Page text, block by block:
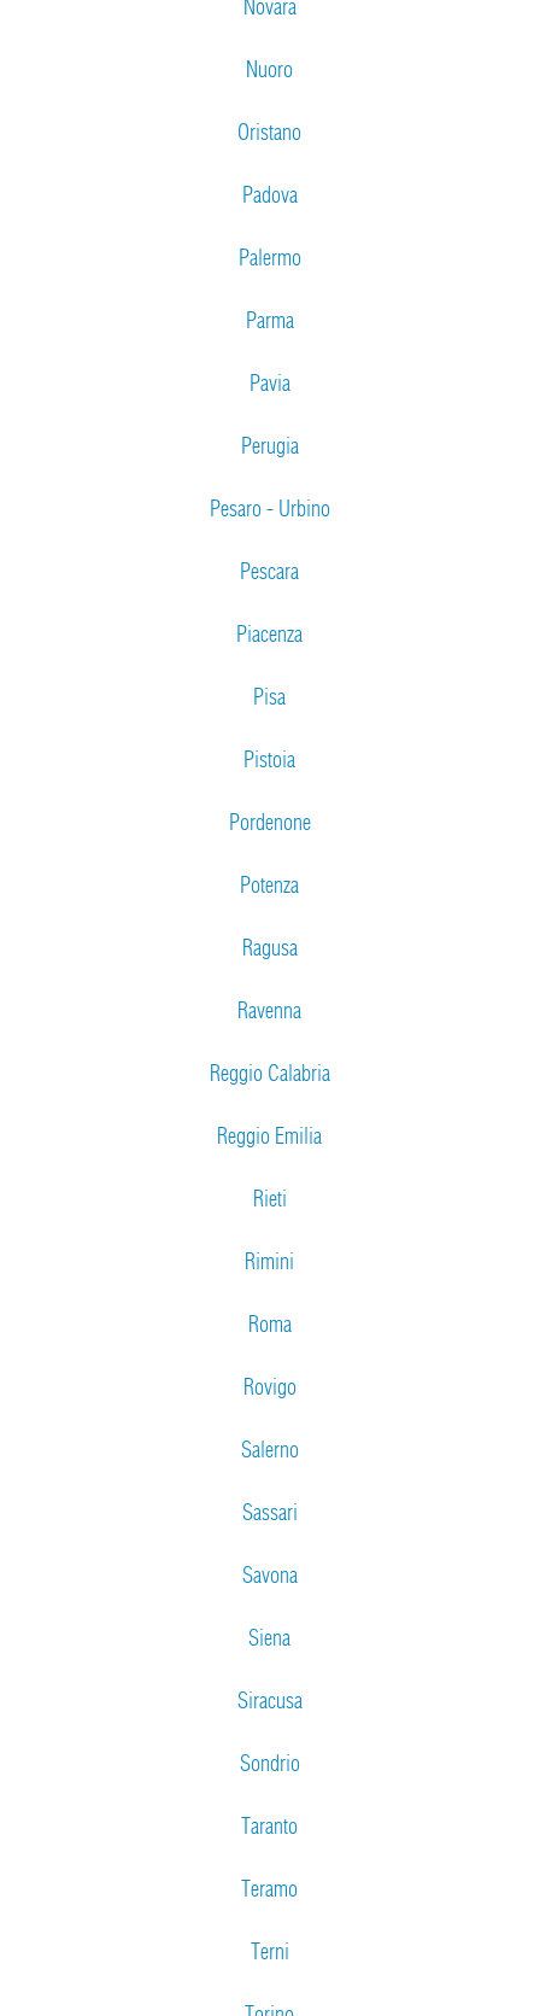
Novara
Nuoro
Oristano
Padova
Palermo
Parma
Pavia
Perugia
Pesaro - Urbino
Pescara
Piacenza
Pisa
Pistoia
Pordenone
Potenza
Ragusa
Ravenna
Reggio Calabria
Reggio Emilia
Rieti
Rimini
Roma
Rovigo
Salerno
Sassari
Savona
Siena
Siracusa
Sondrio
Taranto
Teramo
Terni